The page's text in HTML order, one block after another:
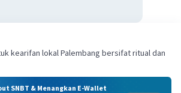
kearifan lokal Palembang bersifat ritual dan
SNBT & Menangkan E-Wallet